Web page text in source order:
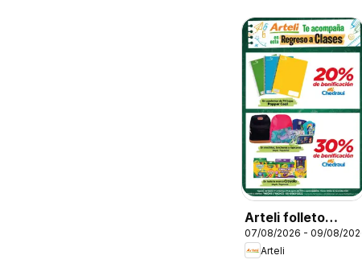
Arteli folleto
Regreso a clases
07/08/2026 - 09/08/2026
Arteli